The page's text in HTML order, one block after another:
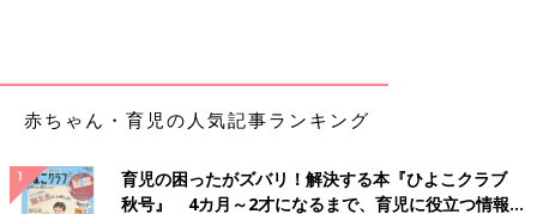
赤ちゃん・育児の人気記事ランキング
育児の困ったがズバリ！解決する本『ひよこクラブ
秋号』 4カ月～2才になるまで、育児に役立つ情報が